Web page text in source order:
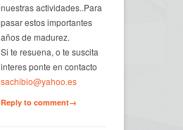
nuestras actividades..Para
pasar estos importantes
años de madurez.
Si te resuena, o te suscita
interes ponte en contacto
sachibio@yahoo.es
Reply to comment→